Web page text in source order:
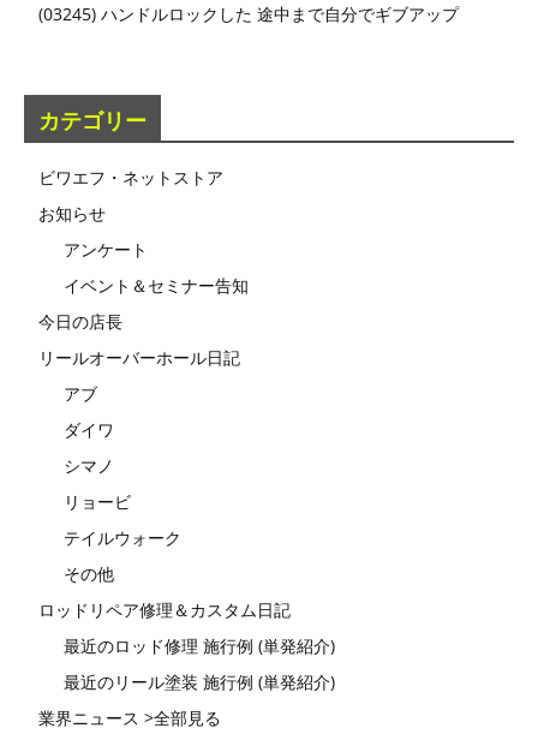
(03245) ハンドルロックした 途中まで自分でギブアップ
カテゴリー
ビワエフ・ネットストア
お知らせ
アンケート
イベント＆セミナー告知
今日の店長
リールオーバーホール日記
アブ
ダイワ
シマノ
リョービ
テイルウォーク
その他
ロッドリペア修理＆カスタム日記
最近のロッド修理 施行例 (単発紹介)
最近のリール塗装 施行例 (単発紹介)
業界ニュース >全部見る